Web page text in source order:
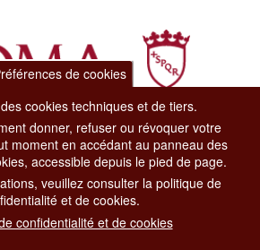
Eventi, Sport, Turismo e Moda.
51
CENTER TEL. 06 06 08
LA REDAZIONE
de cookies
cookies techniques et de tiers.
donner, refuser ou révoquer votre
moment en accédant au panneau des
accessible depuis le pied de page.
veuillez consulter la politique de
et de cookies.
confidentialité et de cookies